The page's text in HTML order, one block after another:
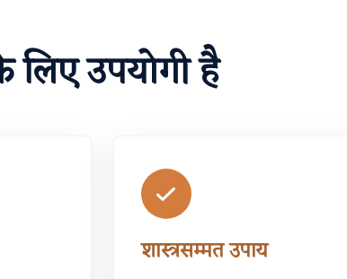
उपयोगी है
शास्त्रसम्मत उपाय